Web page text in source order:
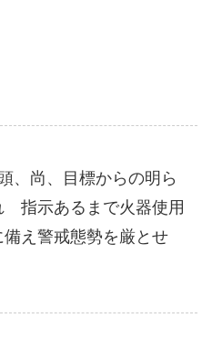
、尚、目標からの明ら
指示あるまで火器使用
え警戒態勢を厳とせ